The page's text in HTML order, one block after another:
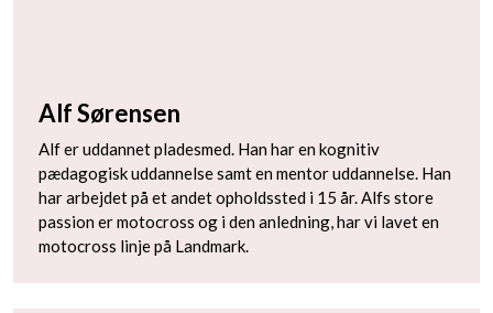
Alf Sørensen
Alf er uddannet pladesmed. Han har en kognitiv
pædagogisk uddannelse samt en mentor uddannelse. Han
har arbejdet på et andet opholdssted i 15 år. Alfs store
passion er motocross og i den anledning, har vi lavet en
motocross linje på Landmark.